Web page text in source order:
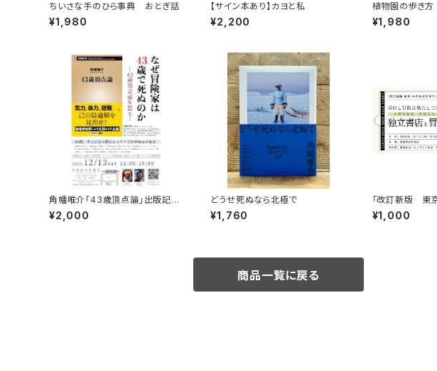
ちいさな手のひら事典 おとぎ話
¥1,980
【サイン本あり】カヨと私
¥2,200
植物園の歩き方
い、愛おしい さ
い」を求めて
¥1,980
角幡唯介「43歳頂点論」出版記念
トークイベント録画視聴権
¥2,000
どうせ死ぬなら北極で
¥1,760
「改訂新版 東
い街の本屋さん
ベント録画視聴権
¥1,000
商品一覧に戻る